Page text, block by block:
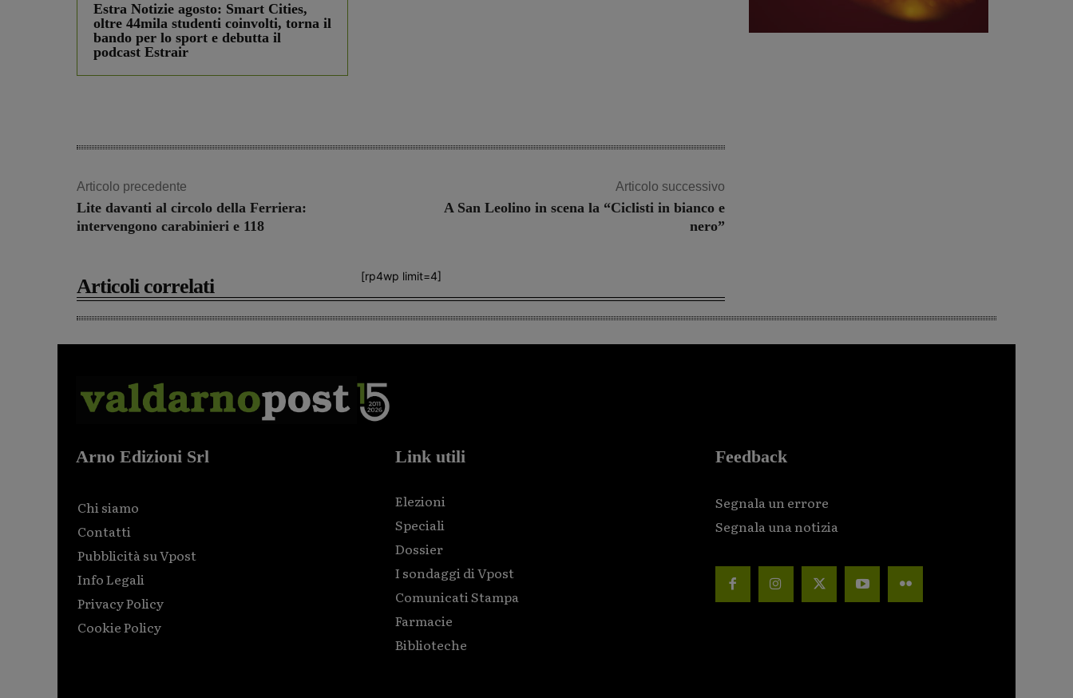
Estra Notizie agosto: Smart Cities,
oltre 44mila studenti coinvolti, torna il
bando per lo sport e debutta il
podcast Estrair
Articolo precedente
Lite davanti al circolo della Ferriera:
intervengono carabinieri e 118
Articolo successivo
A San Leolino in scena la “Ciclisti in bianco e
nero”
[rp4wp limit=4]
Articoli correlati
Arno Edizioni Srl
Chi siamo
Contatti
Pubblicità su Vpost
Info Legali
Privacy Policy
Cookie Policy
Link utili
Elezioni
Speciali
Dossier
I sondaggi di Vpost
Comunicati Stampa
Farmacie
Biblioteche
Feedback
Segnala un errore
Segnala una notizia